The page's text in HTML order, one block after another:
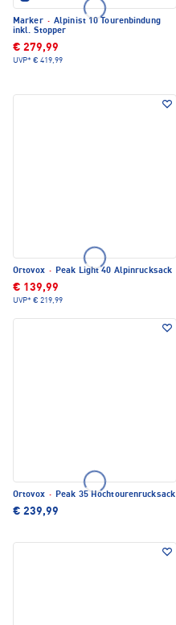
Marker · Alpinist 10 Tourenbindung
inkl. Stopper
€ 279,99
UVP* € 419,99
Ortovox · Peak Light 40 Alpinrucksack
€ 139,99
UVP* € 219,99
Ortovox · Peak 35 Hochtourenrucksack
€ 239,99